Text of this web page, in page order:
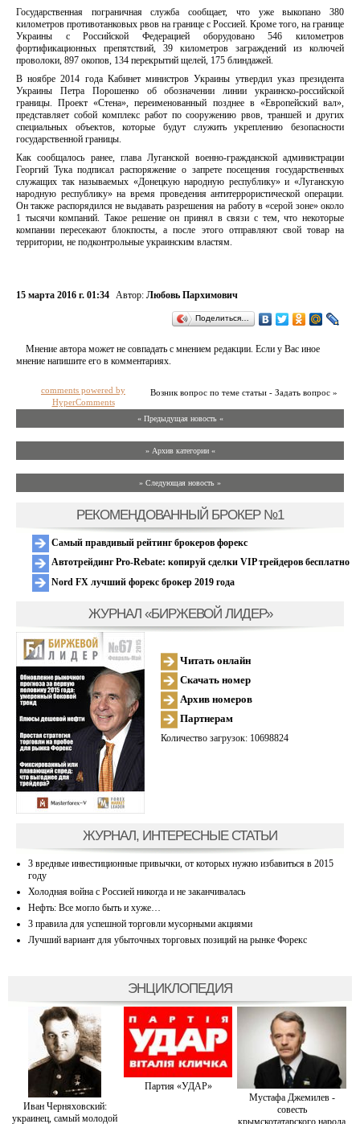
Государственная пограничная служба сообщает, что уже выкопано 380
километров противотанковых рвов на границе с Россией. Кроме того, на границе
Украины с Российской Федерацией оборудовано 546 километров
фортификационных препятствий, 39 километров заграждений из колючей
проволоки, 897 окопов, 134 перекрытий щелей, 175 блиндажей.
В ноябре 2014 года Кабинет министров Украины утвердил указ президента
Украины Петра Порошенко об обозначении линии украинско-российской
границы. Проект «Стена», переименованный позднее в «Европейский вал»,
представляет собой комплекс работ по сооружению рвов, траншей и других
специальных объектов, которые будут служить укреплению безопасности
государственной границы.
Как сообщалось ранее, глава Луганской военно-гражданской администрации
Георгий Тука подписал распоряжение о запрете посещения государственных
служащих так называемых «Донецкую народную республику» и «Луганскую
народную республику» на время проведения антитеррористической операции.
Он также распорядился не выдавать разрешения на работу в «серой зоне» около
1 тысячи компаний. Такое решение он принял в связи с тем, что некоторые
компании пересекают блокпосты, а после этого отправляют свой товар на
территории, не подконтрольные украинским властям.
15 марта 2016 г. 01:34 Автор: Любовь Пархимович
Поделиться…
Мнение автора может не совпадать с мнением редакции. Если у Вас иное
мнение напишите его в комментариях.
Возник вопрос по теме статьи - Задать вопрос »
comments powered by
HyperComments
« Предыдущая новость «
» Архив категории «
» Следующая новость »
РЕКОМЕНДОВАННЫЙ БРОКЕР №1
Самый правдивый рейтинг брокеров форекс
Автотрейдинг Pro-Rebate: копируй сделки VIP трейдеров бесплатно
Nord FX лучший форекс брокер 2019 года
ЖУРНАЛ «БИРЖЕВОЙ ЛИДЕР»
Читать онлайн
Скачать номер
Архив номеров
Партнерам
Количество загрузок: 10698824
ЖУРНАЛ, ИНТЕРЕСНЫЕ СТАТЬИ
3 вредные инвестиционные привычки, от которых нужно избавиться в 2015
году
Холодная война с Россией никогда и не заканчивалась
Нефть: Все могло быть и хуже…
3 правила для успешной торговли мусорными акциями
Лучший вариант для убыточных торговых позиций на рынке Форекс
ЭНЦИКЛОПЕДИЯ
Иван Черняховский:
украинец, самый молодой
Партия «УДАР»
Мустафа Джемилев -
совесть
крымскотатарского народа